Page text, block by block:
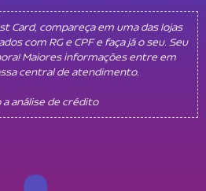
Card, compareça em uma das lojas
com RG e CPF e faça já o seu. Seu
Maiores informações entre em
central de atendimento.
a análise de crédito